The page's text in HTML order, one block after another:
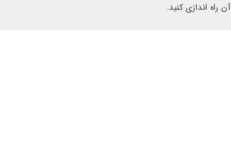
آن راه اندازی کنید.